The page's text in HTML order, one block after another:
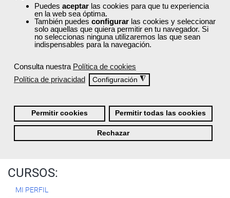
Puedes aceptar las cookies para que tu experiencia
en la web sea óptima.
También puedes configurar las cookies y seleccionar
solo aquellas que quiera permitir en tu navegador. Si
no seleccionas ninguna utilizaremos las que sean
indispensables para la navegación.
Consulta nuestra Política de cookies
Política de privacidad
Configuración ◮
Permitir cookies Permitir todas las cookies
Rechazar
Quiénes Somos:
Especialistas en consultoría y formación para el empleo
Nuestro objetivo diario es, única y exclusivamente, ayudarte a
conseguir tus metas profesionales ofreciéndote los mejores
CURSOS:
MI PERFIL